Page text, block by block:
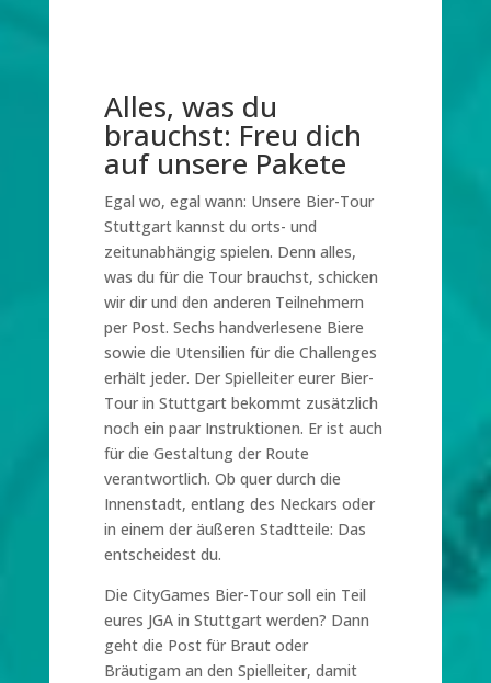
Alles, was du
brauchst: Freu dich
auf unsere Pakete
Egal wo, egal wann: Unsere Bier-Tour
Stuttgart kannst du orts- und
zeitunabhängig spielen. Denn alles,
was du für die Tour brauchst, schicken
wir dir und den anderen Teilnehmern
per Post. Sechs handverlesene Biere
sowie die Utensilien für die Challenges
erhält jeder. Der Spielleiter eurer Bier-
Tour in Stuttgart bekommt zusätzlich
noch ein paar Instruktionen. Er ist auch
für die Gestaltung der Route
verantwortlich. Ob quer durch die
Innenstadt, entlang des Neckars oder
in einem der äußeren Stadtteile: Das
entscheidest du.
Die CityGames Bier-Tour soll ein Teil
eures JGA in Stuttgart werden? Dann
geht die Post für Braut oder
Bräutigam an den Spielleiter, damit